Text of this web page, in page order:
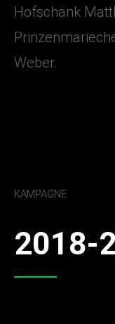
Hofschänk
Weber.
KAMPAGNE
2018-